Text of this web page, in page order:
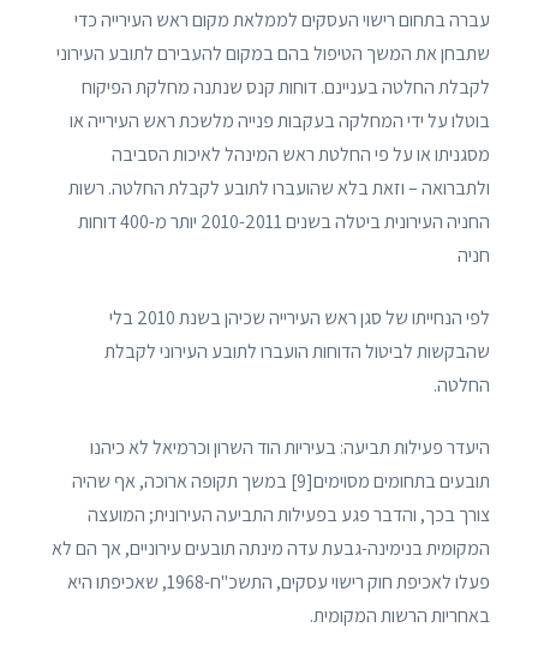
עברה בתחום רישוי העסקים לממלאת מקום ראש העירייה כדי
שתבחן את המשך הטיפול בהם במקום להעבירם לתובע העירוני
לקבלת החלטה בעניינם. דוחות קנס שנתנה מחלקת הפיקוח
בוטלו על ידי המחלקה בעקבות פנייה מלשכת ראש העירייה או
מסגניתו או על פי החלטת ראש המינהל לאיכות הסביבה
ולתברואה – וזאת בלא שהועברו לתובע לקבלת החלטה. רשות
החניה העירונית ביטלה בשנים 2010-2011 יותר מ-400 דוחות
חניה
לפי הנחייתו של סגן ראש העירייה שכיהן בשנת 2010 בלי
שהבקשות לביטול הדוחות הועברו לתובע העירוני לקבלת
החלטה.
היעדר פעילות תביעה: בעיריות הוד השרון וכרמיאל לא כיהנו
תובעים בתחומים מסוימים[9] במשך תקופה ארוכה, אף שהיה
צורך בכך, והדבר פגע בפעילות התביעה העירונית; המועצה
המקומית בנימינה-גבעת עדה מינתה תובעים עירוניים, אך הם לא
פעלו לאכיפת חוק רישוי עסקים, התשכ"ח-1968, שאכיפתו היא
באחריות הרשות המקומית.